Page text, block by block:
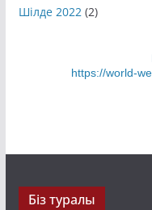
Шілде 2022(2)
https://world-
Біз туралы